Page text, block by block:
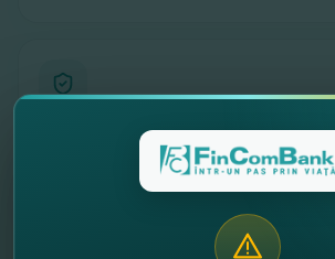
Наслаждайтесь безопасным обменом
банком, управляйте ключами
пользователей и используйте ЭЦП или